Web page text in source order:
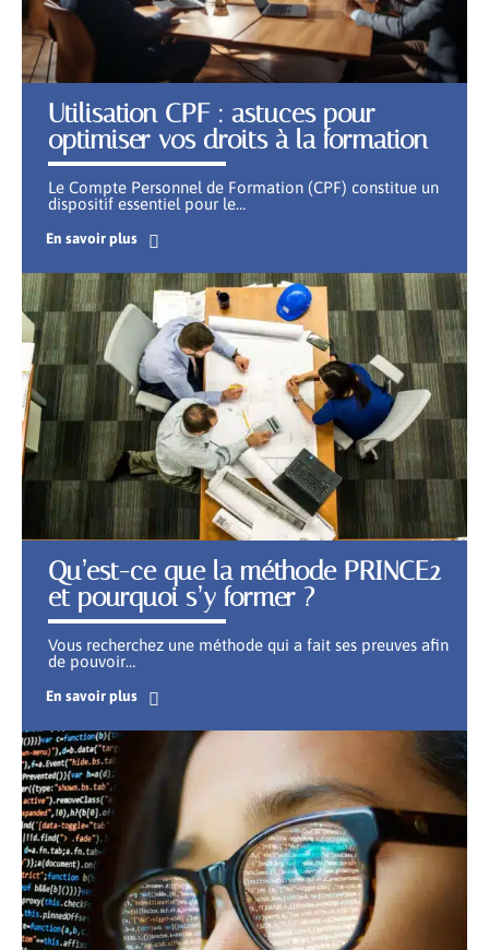
Utilisation CPF : astuces pour
optimiser vos droits à la formation
Le Compte Personnel de Formation (CPF) constitue un
dispositif essentiel pour le…
En savoir plus
Qu’est-ce que la méthode PRINCE2
et pourquoi s’y former ?
Vous recherchez une méthode qui a fait ses preuves afin
de pouvoir…
En savoir plus